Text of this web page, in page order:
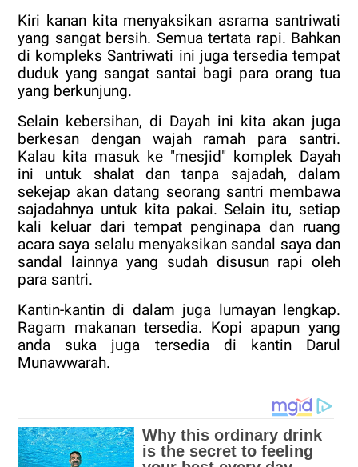
Kiri kanan kita menyaksikan asrama santriwati
yang sangat bersih. Semua tertata rapi. Bahkan
di kompleks Santriwati ini juga tersedia tempat
duduk yang sangat santai bagi para orang tua
yang berkunjung.
Selain kebersihan, di Dayah ini kita akan juga
berkesan dengan wajah ramah para santri.
Kalau kita masuk ke "mesjid" komplek Dayah
ini untuk shalat dan tanpa sajadah, dalam
sekejap akan datang seorang santri membawa
sajadahnya untuk kita pakai. Selain itu, setiap
kali keluar dari tempat penginapa dan ruang
acara saya selalu menyaksikan sandal saya dan
sandal lainnya yang sudah disusun rapi oleh
para santri.
Kantin-kantin di dalam juga lumayan lengkap.
Ragam makanan tersedia. Kopi apapun yang
anda suka juga tersedia di kantin Darul
Munawwarah.